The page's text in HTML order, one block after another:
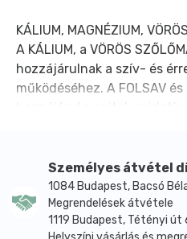
KÁLIUM, MAGNÉZIUM,
A KÁLIUM, a VÖRÖS
hozzájárulnak a szív- és
működéséhez. A FOLSAV
hozzájárul a sejtek
Magnézium: 56,25 mg (NRV
Vörös szőlőmag kivonat:
Koenzim Q10: 15 mg
Resveratrol: 14,25 mg
Személyes átvétel
1084 Budapest, Bacsó
Megrendelések átvétele
1119 Budapest, Tétényi út